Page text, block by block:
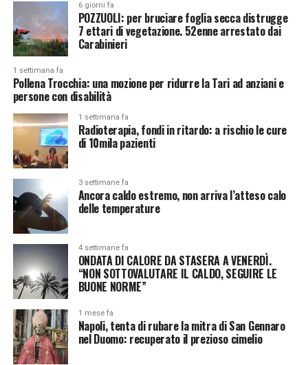
6 giorni fa
POZZUOLI: per bruciare foglia secca distrugge
7 ettari di vegetazione. 52enne arrestato dai
Carabinieri
1 settimana fa
Pollena Trocchia: una mozione per ridurre la Tari ad anziani e
persone con disabilità
1 settimana fa
Radioterapia, fondi in ritardo: a rischio le cure
di 10mila pazienti
3 settimane fa
Ancora caldo estremo, non arriva l’atteso calo
delle temperature
4 settimane fa
ONDATA DI CALORE DA STASERA A VENERDÌ.
“NON SOTTOVALUTARE IL CALDO, SEGUIRE LE
BUONE NORME”
1 mese fa
Napoli, tenta di rubare la mitra di San Gennaro
nel Duomo: recuperato il prezioso cimelio